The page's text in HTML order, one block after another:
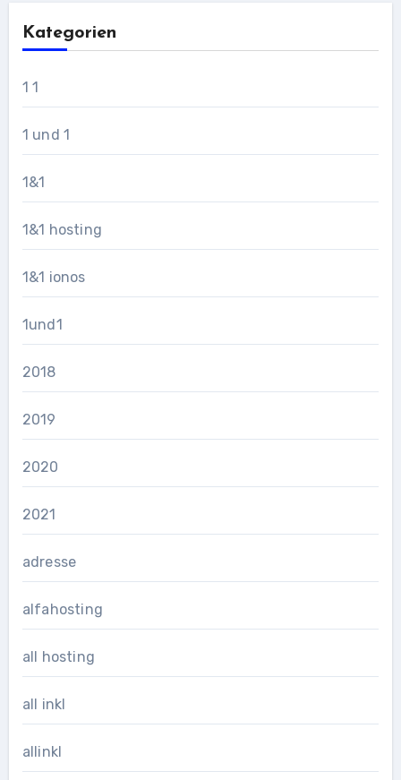
Kategorien
1 1
1 und 1
1&1
1&1 hosting
1&1 ionos
1und1
2018
2019
2020
2021
adresse
alfahosting
all hosting
all inkl
allinkl